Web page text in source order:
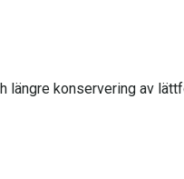
längre konservering av